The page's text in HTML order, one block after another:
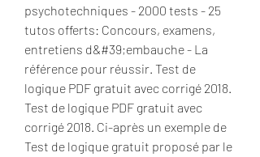
psychotechniques - 2000 tests - 25
tutos offerts: Concours, examens,
entretiens d&#39;embauche - La
référence pour réussir. Test de
logique PDF gratuit avec corrigé 2018.
Test de logique PDF gratuit avec
corrigé 2018. Ci-après un exemple de
Test de logique gratuit proposé par le